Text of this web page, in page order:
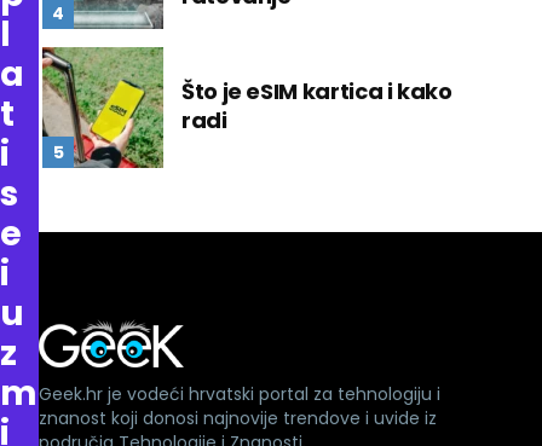
Što je eSIM kartica i kako
radi
l
a
t
i
s
e
i
u
z
m
i
Geek.hr je vodeći hrvatski portal za tehnologiju i
znanost koji donosi najnovije trendove i uvide iz